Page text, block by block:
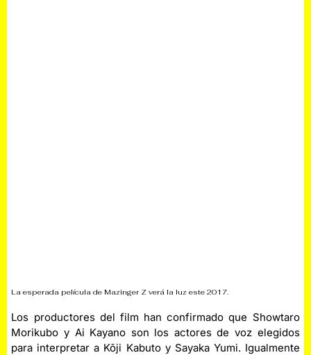
La esperada película de Mazinger Z verá la luz este 2017.
Los productores del film han confirmado que Showtaro
Morikubo y Ai Kayano son los actores de voz elegidos
para interpretar a Kōji Kabuto y Sayaka Yumi. Igualmente